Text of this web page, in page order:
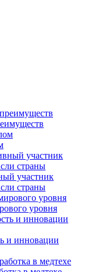
участник
страны
уровня
и инновации